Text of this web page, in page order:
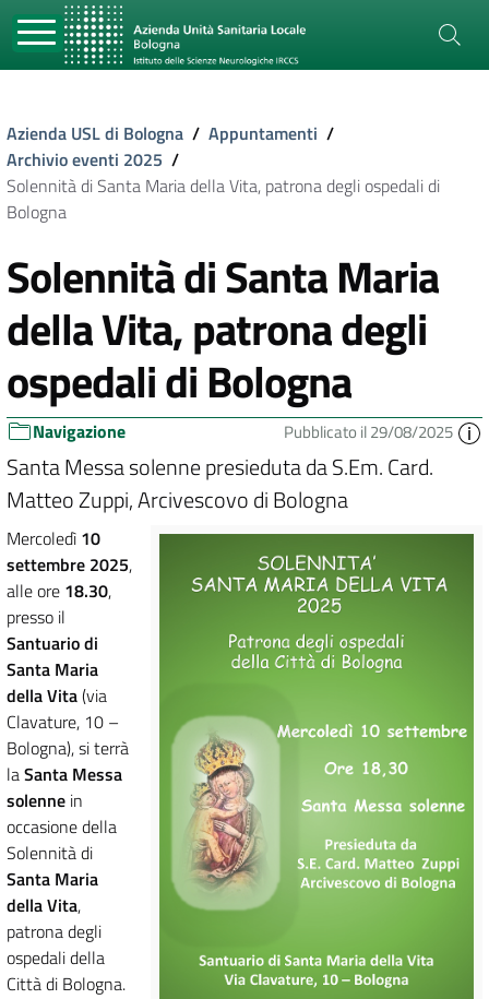
Azienda USL di Bologna / Appuntamenti /
Archivio eventi 2025 /
Solennità di Santa Maria della Vita, patrona degli ospedali di
Bologna
Solennità di Santa Maria
della Vita, patrona degli
ospedali di Bologna
Navigazione Pubblicato il 29/08/2025
Santa Messa solenne presieduta da S.Em. Card.
Matteo Zuppi, Arcivescovo di Bologna
Mercoledì 10
settembre 2025,
alle ore 18.30,
presso il
Santuario di
Santa Maria
della Vita(via
Clavature, 10 –
Bologna), si terrà
laSanta Messa
solenne in
occasione della
Solennità di
Santa Maria
della Vita,
patrona degli
ospedali della
Città di Bologna.